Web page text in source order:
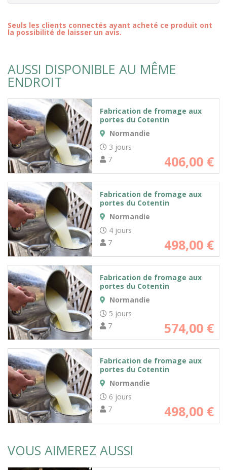
Seuls les clients connectés ayant acheté ce produit ont
la possibilité de laisser un avis.
AUSSI DISPONIBLE AU MÊME
ENDROIT
Fabrication de fromage aux
portes du Cotentin
Normandie
3 jours
7
406,00 €
Fabrication de fromage aux
portes du Cotentin
Normandie
4 jours
7
498,00 €
Fabrication de fromage aux
portes du Cotentin
Normandie
5 jours
7
574,00 €
Fabrication de fromage aux
portes du Cotentin
Normandie
6 jours
7
498,00 €
VOUS AIMEREZ AUSSI